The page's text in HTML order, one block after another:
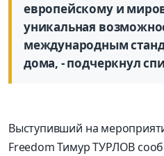
европейскому и
уникальная
международным
дома, - подчеркнул
Выступивший на
Freedom Тимур ТУРЛОВ